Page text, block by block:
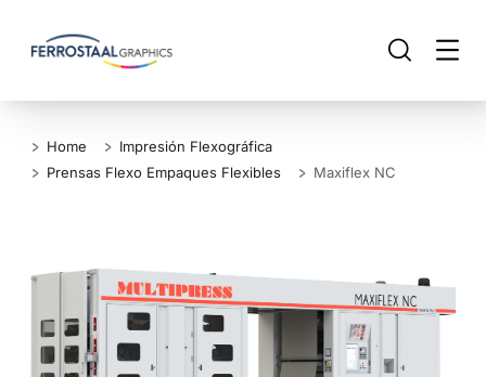
Home
Impresión Flexográfica
Prensas Flexo Empaques Flexibles
Maxiflex NC